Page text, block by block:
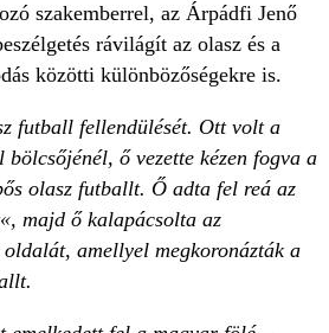
szakemberrel, az Árpádfi Jenő
rávilágít az olasz és a
közötti különbözőségekre is.
futball fellendülését. Ott volt a
ő vezette kézen fogva a
olasz futballt. Ő adta fel reá az
majd ő kalapácsolta az
amellyel megkoronázták a